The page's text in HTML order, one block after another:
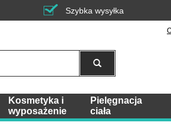
Szybka wysyłka
Kosmetyka i
wyposażenie
Pielęgnacja
ciała